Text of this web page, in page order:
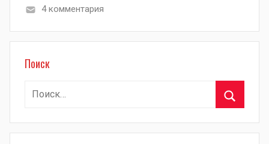
4 комментария
Поиск
Найти: